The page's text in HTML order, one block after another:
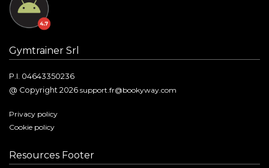
Gymtrainer Srl
P.I. 04643350236
@ Copyright 2026 support.fr@bookyway.com
Privacy policy
Cookie policy
Resources Footer